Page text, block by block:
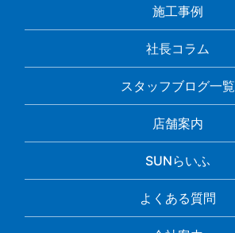
施工事例
社長コラム
スタッフブログ一覧
店舗案内
SUNらいふ
よくある質問